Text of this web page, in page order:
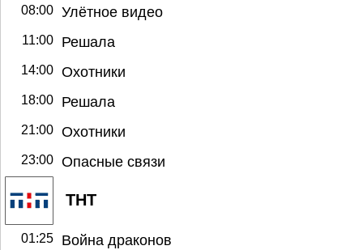
08:00 Улётное видео
11:00 Решала
14:00 Охотники
18:00 Решала
21:00 Охотники
23:00 Опасные связи
ТНТ
01:25 Война драконов